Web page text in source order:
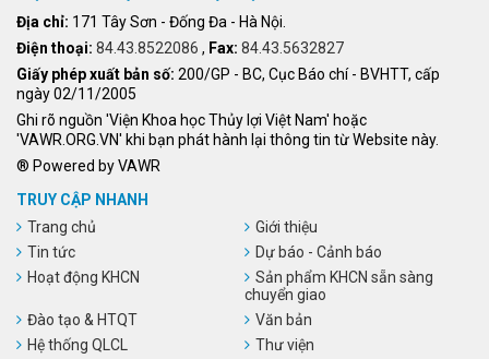
Địa chỉ: 171 Tây Sơn - Đống Đa - Hà Nội.
Điện thoại: 84.43.8522086 , Fax: 84.43.5632827
Giấy phép xuất bản số: 200/GP - BC, Cục Báo chí - BVHTT, cấp
ngày 02/11/2005
Ghi rõ nguồn 'Viện Khoa học Thủy lợi Việt Nam' hoặc
'VAWR.ORG.VN' khi bạn phát hành lại thông tin từ Website này.
® Powered by VAWR
TRUY CẬP NHANH
Trang chủ
Giới thiệu
Tin tức
Dự báo - Cảnh báo
Hoạt động KHCN
Sản phẩm KHCN sẵn sàng
chuyển giao
Đào tạo & HTQT
Văn bản
Hệ thống QLCL
Thư viện